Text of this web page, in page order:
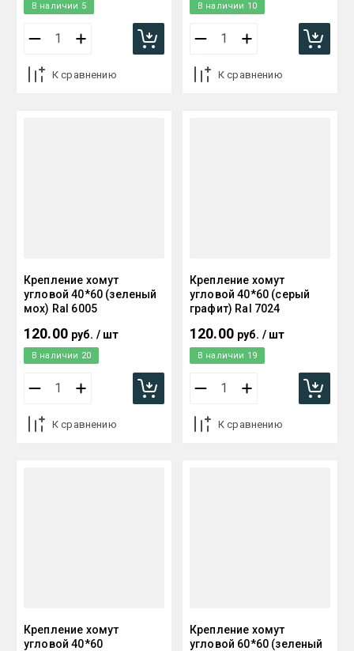
В наличии 5
К сравнению
В наличии 10
К сравнению
Крепление хомут
угловой 40*60 (зеленый
мох) Ral 6005
В наличии 20
120.00 руб. / шт
К сравнению
Крепление хомут
угловой 40*60 (серый
графит) Ral 7024
В наличии 19
120.00 руб. / шт
К сравнению
Крепление хомут
угловой 40*60
Крепление хомут
угловой 60*60 (зеленый